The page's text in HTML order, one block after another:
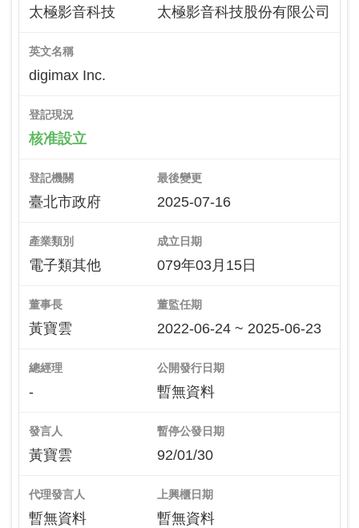
太極影音科技 太極影音科技股份有限公司
英文名稱
digimax Inc.
登記現況
核准設立
登記機關
臺北市政府
最後變更
2025-07-16
產業類別
電子類其他
成立日期
079年03月15日
董事長
黃寶雲
董監任期
2022-06-24 ~ 2025-06-23
總經理
-
公開發行日期
暫無資料
發言人
黃寶雲
暫停公發日期
92/01/30
代理發言人
暫無資料
上興櫃日期
暫無資料